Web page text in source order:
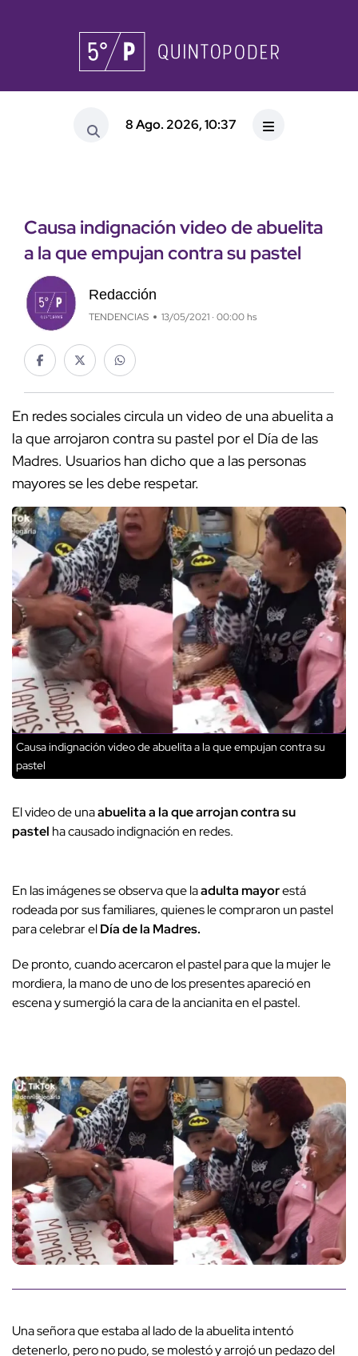
8 Ago. 2026, 10:37
Causa indignación video de abuelita
a la que empujan contra su pastel
Redacción
TENDENCIAS 13/05/2021 · 00:00 hs
En redes sociales circula un video de una abuelita a
la que arrojaron contra su pastel por el Día de las
Madres. Usuarios han dicho que a las personas
mayores se les debe respetar.
Causa indignación video de abuelita a la que empujan contra su
pastel
El video de unaabuelita a la que arrojan contra su
pastel ha causado indignación en redes.
En las imágenes se observa que laadulta mayorestá
rodeada por sus familiares, quienes le compraron un pastel
para celebrar elDía de la Madres.
De pronto, cuando acercaron el pastel para que la mujer le
mordiera, la mano de uno de los presentes apareció en
escena y sumergió la cara de la ancianita en el pastel.
Una señora que estaba al lado de la abuelita intentó
detenerlo, pero no pudo, se molestó y arrojó un pedazo del